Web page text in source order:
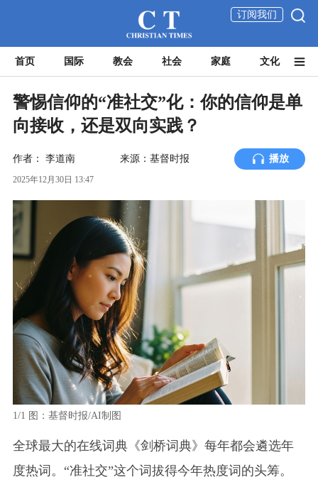
订阅我们
首页 国际 教会 社会 家庭 文化
警惕信仰的“准社交”化：你的信仰是单
向接收，还是双向实践？
作者： 李道南 来源：基督时报 播放
2025年12月30日 13:47
1/1 图：基督时报/AI制图
全球最大的在线词典《剑桥词典》每年都会遴选年
度热词。“准社交”这个词拔得今年热度词的头筹。